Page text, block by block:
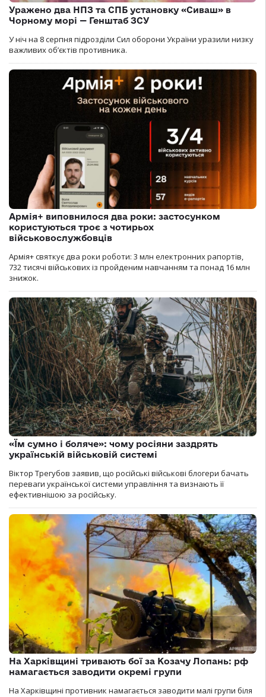
Уражено два НПЗ та СПБ установку «Сиваш» в
Чорному морі — Генштаб ЗСУ
У ніч на 8 серпня підрозділи Сил оборони України уразили низку
важливих об’єктів противника.
Армія+ виповнилося два роки: застосунком
користуються троє з чотирьох
військовослужбовців
Армія+ святкує два роки роботи: 3 млн електронних рапортів,
732 тисячі військових із пройденим навчанням та понад 16 млн
знижок.
«Їм сумно і боляче»: чому росіяни заздрять
українській військовій системі
Віктор Трегубов заявив, що російські військові блогери бачать
переваги української системи управління та визнають її
ефективнішою за російську.
На Харківщині тривають бої за Козачу Лопань: рф
намагається заводити окремі групи
На Харківщині противник намагається заводити малі групи біля